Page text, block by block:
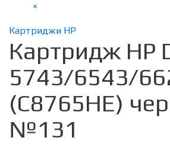
×
Картриджи HP
Картридж HP
5743/6543/
(C8765HE)
№131